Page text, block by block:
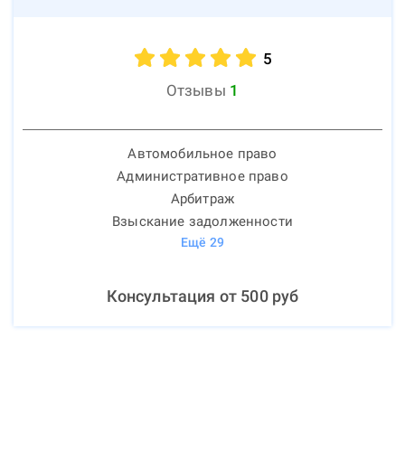
5
Отзывы 1
Автомобильное право
Административное право
Арбитраж
Взыскание задолженности
Ещё 29
Консультация от 500руб